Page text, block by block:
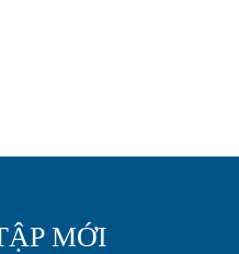
MỚI